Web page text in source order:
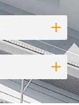
Lire
Lire